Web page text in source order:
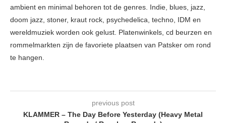
ambient en minimal behoren tot de genres. Indie, blues, jazz,
doom jazz, stoner, kraut rock, psychedelica, techno, IDM en
wereldmuziek worden ook gelust. Platenwinkels, cd beurzen en
rommelmarkten zijn de favoriete plaatsen van Patsker om rond
te hangen.
previous post
KLAMMER – The Day Before Yesterday (Heavy Metal